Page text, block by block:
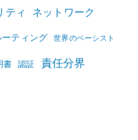
ティ ネットワーク
ーティング 世界のベーシスト
書 認証 責任分界